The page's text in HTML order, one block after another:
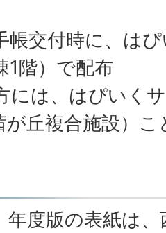
帳交付時に、は
1階）で配布
には、はぴいく
が丘複合施設）
度版の表紙は